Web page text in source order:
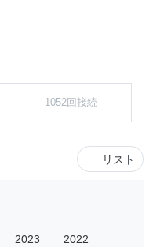
1052回接続
リスト
2023 2022